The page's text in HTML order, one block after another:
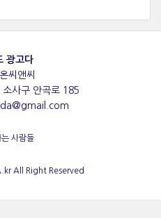
광고다
씨앤씨
소사구 안곡로 185
는 사람들
All Right Reserved